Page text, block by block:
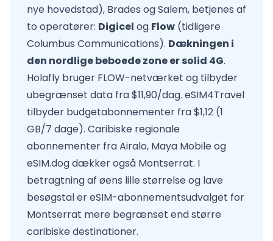
nye hovedstad), Brades og Salem, betjenes af
to operatører: Digicel og Flow (tidligere
Columbus Communications). Dækningen i
den nordlige beboede zone er solid 4G.
Holafly bruger FLOW-netværket og tilbyder
ubegrænset data fra $11,90/dag. eSIM4Travel
tilbyder budgetabonnementer fra $1,12 (1
GB/7 dage). Caribiske regionale
abonnementer fra Airalo, Maya Mobile og
eSIM.dog dækker også Montserrat. I
betragtning af øens lille størrelse og lave
besøgstal er eSIM-abonnementsudvalget for
Montserrat mere begrænset end større
caribiske destinationer.